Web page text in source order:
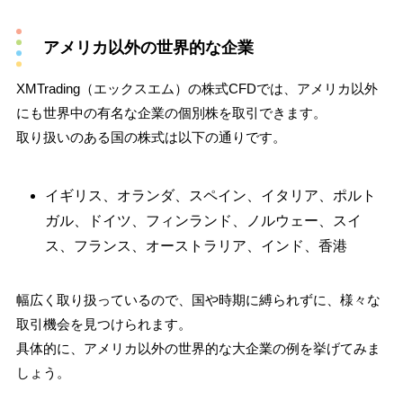
アメリカ以外の世界的な企業
XMTrading（エックスエム）の株式CFDでは、アメリカ以外
にも世界中の有名な企業の個別株を取引できます。
取り扱いのある国の株式は以下の通りです。
イギリス、オランダ、スペイン、イタリア、ポルト
ガル、ドイツ、フィンランド、ノルウェー、スイ
ス、フランス、オーストラリア、インド、香港
幅広く取り扱っているので、国や時期に縛られずに、様々な
取引機会を見つけられます。
具体的に、アメリカ以外の世界的な大企業の例を挙げてみま
しょう。